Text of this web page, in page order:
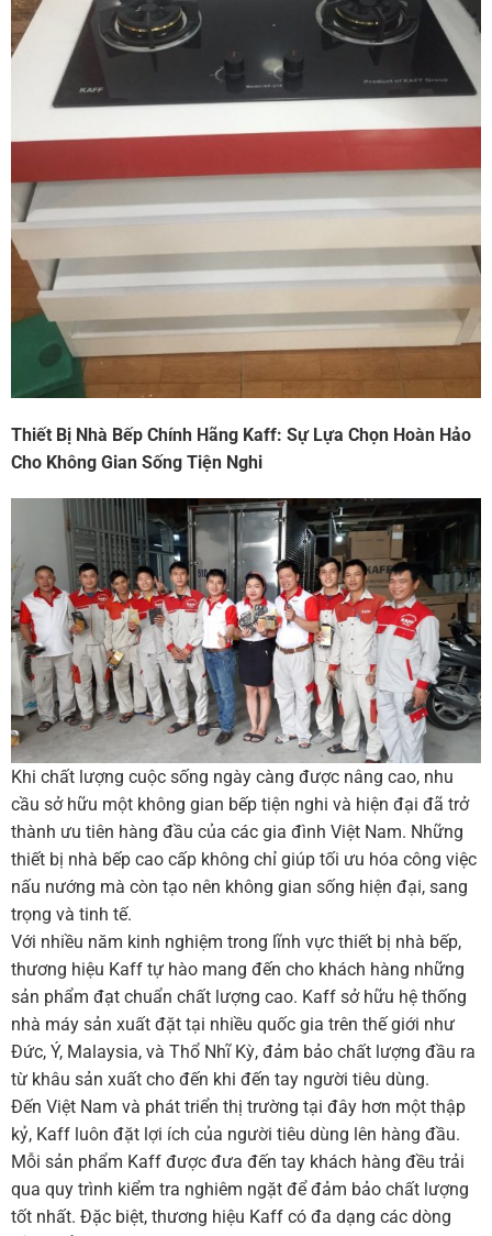
Thiết Bị Nhà Bếp Chính Hãng Kaff: Sự Lựa Chọn Hoàn Hảo
Cho Không Gian Sống Tiện Nghi
Khi chất lượng cuộc sống ngày càng được nâng cao, nhu
cầu sở hữu một không gian bếp tiện nghi và hiện đại đã trở
thành ưu tiên hàng đầu của các gia đình Việt Nam. Những
thiết bị nhà bếp cao cấp không chỉ giúp tối ưu hóa công việc
nấu nướng mà còn tạo nên không gian sống hiện đại, sang
trọng và tinh tế.
Với nhiều năm kinh nghiệm trong lĩnh vực thiết bị nhà bếp,
thương hiệu Kaff tự hào mang đến cho khách hàng những
sản phẩm đạt chuẩn chất lượng cao. Kaff sở hữu hệ thống
nhà máy sản xuất đặt tại nhiều quốc gia trên thế giới như
Đức, Ý, Malaysia, và Thổ Nhĩ Kỳ, đảm bảo chất lượng đầu ra
từ khâu sản xuất cho đến khi đến tay người tiêu dùng.
Đến Việt Nam và phát triển thị trường tại đây hơn một thập
kỷ, Kaff luôn đặt lợi ích của người tiêu dùng lên hàng đầu.
Mỗi sản phẩm Kaff được đưa đến tay khách hàng đều trải
qua quy trình kiểm tra nghiêm ngặt để đảm bảo chất lượng
tốt nhất. Đặc biệt, thương hiệu Kaff có đa dạng các dòng